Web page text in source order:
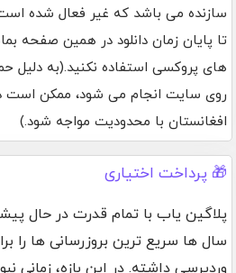
سازنده می باشد که غیر فعال شده
تا پایان زمان دانلود در همین صفحه
روی سایت انجام می شود، ممکن است
افغانستان با محدودیت مواجه شود.)
🎁 پرداخت اختیاری
پلاگین یاب با تمام قدرت در حال
سال ها سریع ترین بروزرسانی ها را
وردپرسی داشته. در این بازه،